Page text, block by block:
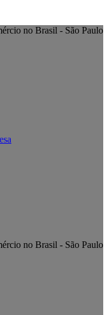
no Brasil - São Paulo
no Brasil - São Paulo